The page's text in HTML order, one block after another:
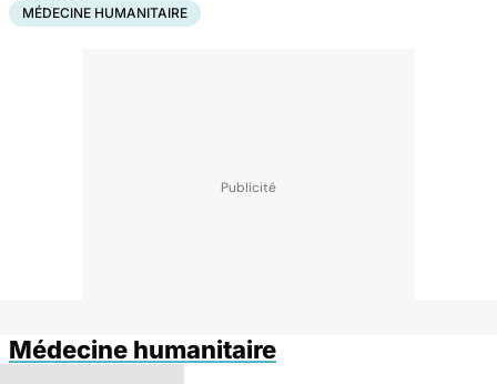
MÉDECINE HUMANITAIRE
Médecine humanitaire